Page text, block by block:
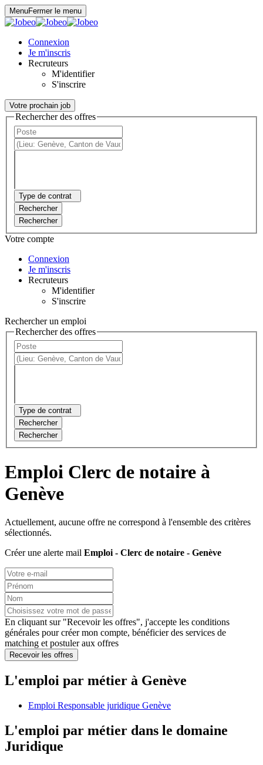
MenuFermer le menu
Connexion
Je m'inscris
Recruteurs
M'identifier
S'inscrire
Votre prochain job
Rechercher des offres
Type de contrat
Rechercher
Rechercher
Votre compte
Connexion
Je m'inscris
Recruteurs
M'identifier
S'inscrire
Rechercher un emploi
Rechercher des offres
Type de contrat
Rechercher
Rechercher
Emploi Clerc de notaire à
Genève
Actuellement, aucune offre ne correspond à l'ensemble des critères
sélectionnés.
Créer une alerte mail Emploi - Clerc de notaire - Genève
En cliquant sur "Recevoir les offres", j'accepte les conditions
générales pour créer mon compte, bénéficier des services de
matching et postuler aux offres
Recevoir les offres
L'emploi par métier à Genève
Emploi Responsable juridique Genève
L'emploi par métier dans le domaine
Juridique
Panneau de gestion des cookies